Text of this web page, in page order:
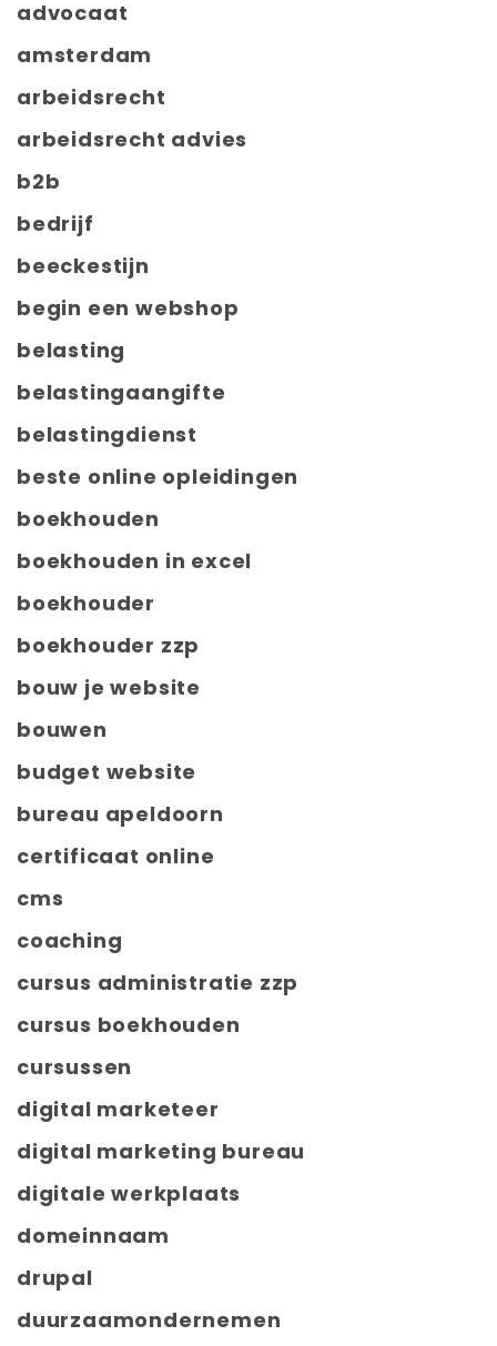
advocaat
amsterdam
arbeidsrecht
arbeidsrecht advies
b2b
bedrijf
beeckestijn
begin een webshop
belasting
belastingaangifte
belastingdienst
beste online opleidingen
boekhouden
boekhouden in excel
boekhouder
boekhouder zzp
bouw je website
bouwen
budget website
bureau apeldoorn
certificaat online
cms
coaching
cursus administratie zzp
cursus boekhouden
cursussen
digital marketeer
digital marketing bureau
digitale werkplaats
domeinnaam
drupal
duurzaamondernemen